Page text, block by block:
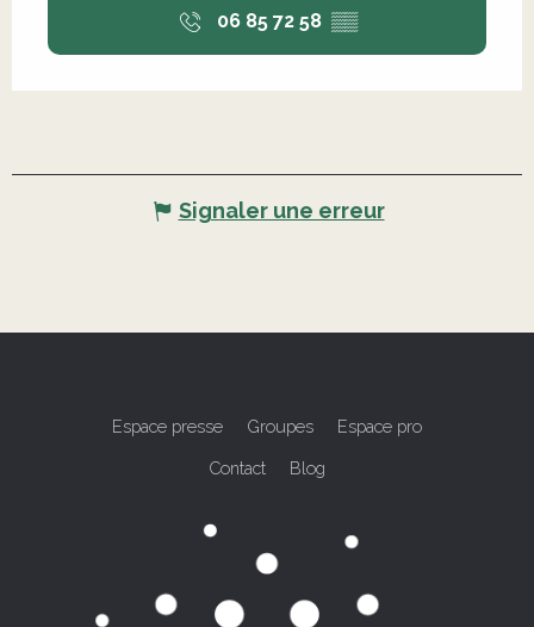
06 85 72 58 ▒▒
Signaler une erreur
Espace presse Groupes Espace pro
Contact Blog